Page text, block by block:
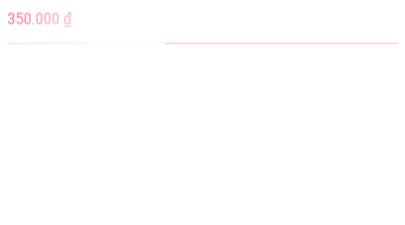
350.000 ₫